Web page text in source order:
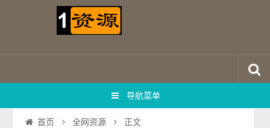
导航菜单
首页 全网资源 正文